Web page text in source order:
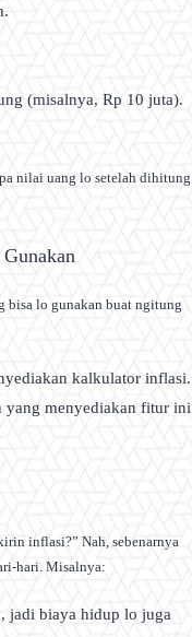
(misalnya, Rp 10 juta).
nilai uang lo setelah dihitung
bisa lo gunakan buat ngitung
kalkulator inflasi.
yang menyediakan fitur ini
inflasi?” Nah, sebenarnya
hari. Misalnya:
jadi biaya hidup lo juga